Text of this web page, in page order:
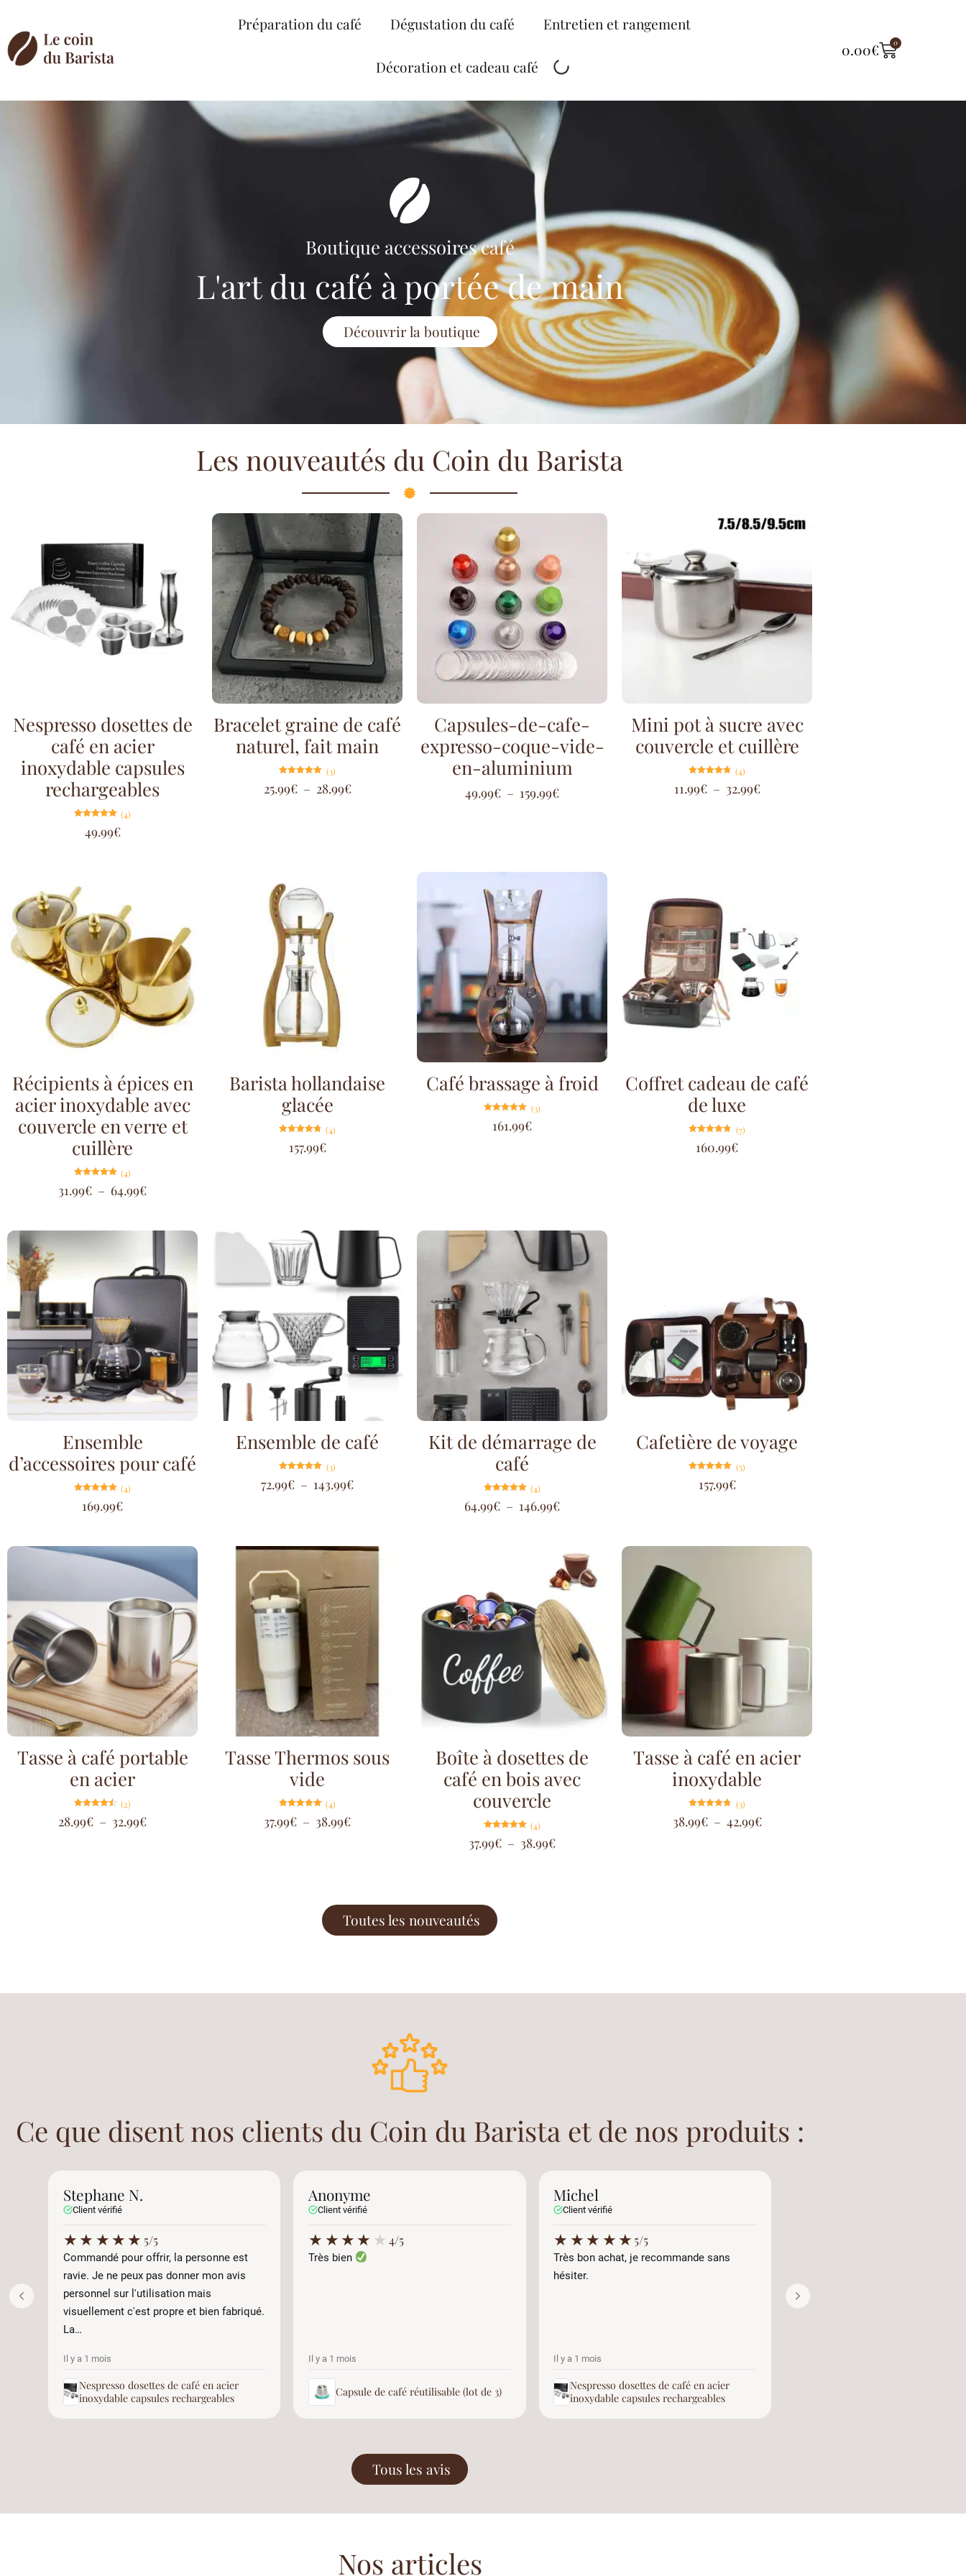
Préparation du café Dégustation du café Entretien et rangement
Décoration et cadeau café
0.00€ 0
Boutique accessoires café
L'art du café à portée de main
Découvrir la boutique
Les nouveautés du Coin du Barista
Nespresso dosettes de
café en acier
inoxydable capsules
rechargeables
5.00
sur 5
(4)
49.99€
Bracelet graine de café
naturel, fait main
5.00
sur 5
(3)
25.99€ – 28.99€
Capsules-de-cafe-
expresso-coque-vide-
en-aluminium
49.99€ – 159.99€
Mini pot à sucre avec
couvercle et cuillère
4.75
sur 5
(4)
11.99€ – 32.99€
Récipients à épices en
acier inoxydable avec
couvercle en verre et
cuillère
5.00
sur 5
(4)
31.99€ – 64.99€
Barista hollandaise
glacée
4.75
sur 5
(4)
157.99€
Café brassage à froid
5.00
sur 5
(3)
161.99€
Coffret cadeau de café
de luxe
4.71
sur 5
(7)
160.99€
Ensemble
d’accessoires pour café
5.00
sur 5
(4)
169.99€
Ensemble de café
5.00
sur 5
(3)
72.99€ – 143.99€
Kit de démarrage de
café
5.00
sur 5
(4)
64.99€ – 146.99€
Cafetière de voyage
5.00
sur 5
(5)
157.99€
Tasse à café portable
en acier
4.50
sur 5
(2)
28.99€ – 32.99€
Tasse Thermos sous
vide
5.00
sur 5
(4)
37.99€ – 38.99€
Boîte à dosettes de
café en bois avec
couvercle
5.00
sur 5
(4)
37.99€ – 38.99€
Tasse à café en acier
inoxydable
4.67
sur 5
(3)
38.99€ – 42.99€
Toutes les nouveautés
Ce que disent nos clients du Coin du Barista et de nos produits :
Stephane N.
Client vérifié
★ ★ ★ ★ ★ 5/5
Commandé pour offrir, la personne est
ravie. Je ne peux pas donner mon avis
personnel sur l'utilisation mais
visuellement c'est propre et bien fabriqué.
La…
Il y a 1 mois
Nespresso dosettes de café en acier
inoxydable capsules rechargeables
Anonyme
Client vérifié
★ ★ ★ ★ ★4/5
Très bien
Il y a 1 mois
Capsule de café réutilisable (lot de 3)
Michel
Client vérifié
★ ★ ★ ★ ★ 5/5
Très bon achat, je recommande sans
hésiter.
Il y a 1 mois
Nespresso dosettes de café en acier
inoxydable capsules rechargeables
Tous les avis
Nos articles